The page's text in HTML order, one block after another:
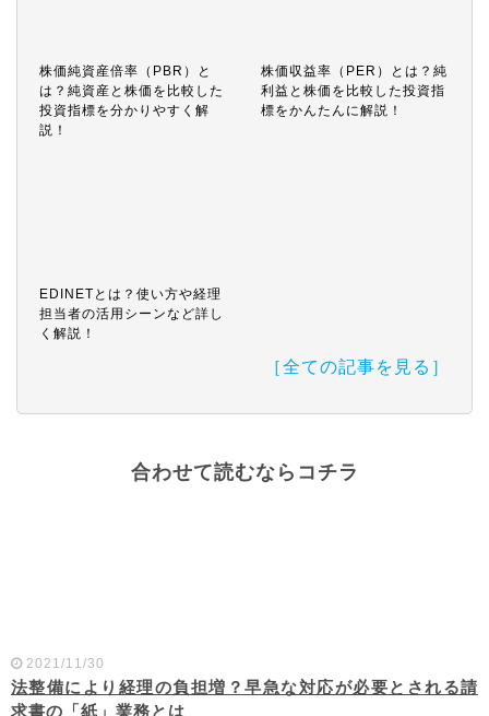
株価純資産倍率（PBR）と
は？純資産と株価を比較した
投資指標を分かりやすく解
説！
株価収益率（PER）とは？純
利益と株価を比較した投資指
標をかんたんに解説！
EDINETとは？使い方や経理
担当者の活用シーンなど詳し
く解説！
［全ての記事を見る］
合わせて読むならコチラ
2021/11/30
法整備により経理の負担増？早急な対応が必要とされる請
求書の「紙」業務とは